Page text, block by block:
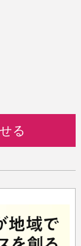
る